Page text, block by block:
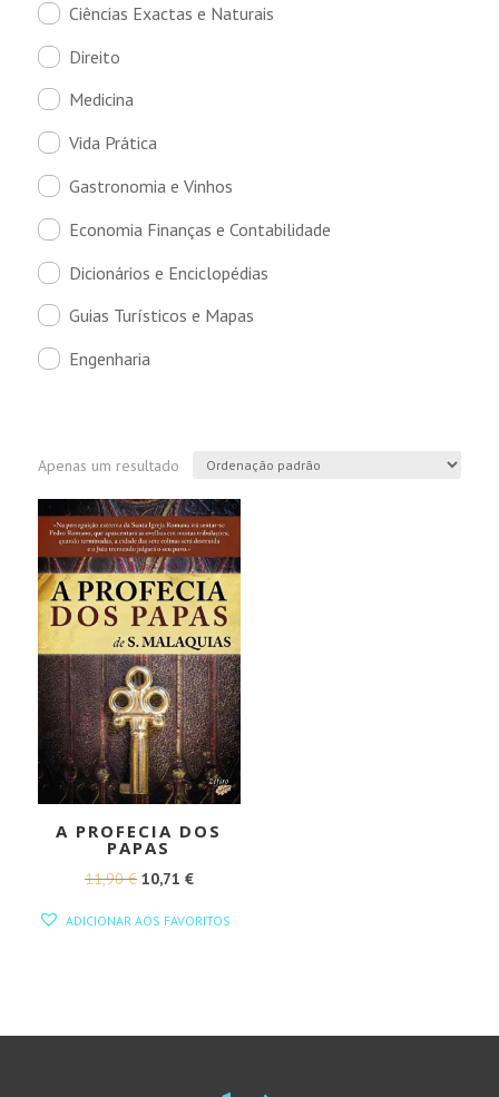
Ciências Exactas e Naturais
Direito
Medicina
Vida Prática
Gastronomia e Vinhos
Economia Finanças e Contabilidade
Dicionários e Enciclopédias
Guias Turísticos e Mapas
Engenharia
Apenas um resultado
A PROFECIA DOS
PAPAS
11,90€ O
10,71 €O
ADICIONAR AOS FAVORITOS